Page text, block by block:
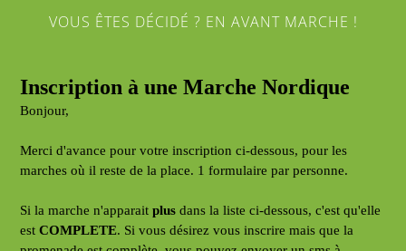
VOUS ÊTES DÉCIDÉ ? EN AVANT MARCHE !